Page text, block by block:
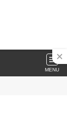
MENU